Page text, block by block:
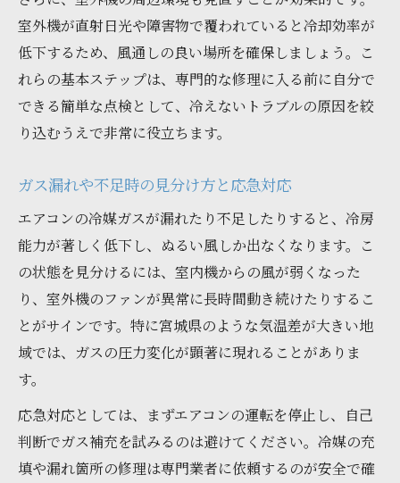
室外機が直射日光や障害物で覆われていると冷却効率が
低下するため、風通しの良い場所を確保しましょう。こ
れらの基本ステップは、専門的な修理に入る前に自分で
できる簡単な点検として、冷えないトラブルの原因を絞
り込むうえで非常に役立ちます。
ガス漏れや不足時の見分け方と応急対応
エアコンの冷媒ガスが漏れたり不足したりすると、冷房
能力が著しく低下し、ぬるい風しか出なくなります。こ
の状態を見分けるには、室内機からの風が弱くなった
り、室外機のファンが異常に長時間動き続けたりするこ
とがサインです。特に宮城県のような気温差が大きい地
域では、ガスの圧力変化が顕著に現れることがありま
す。
応急対応としては、まずエアコンの運転を停止し、自己
判断でガス補充を試みるのは避けてください。冷媒の充
填や漏れ箇所の修理は専門業者に依頼するのが安全で確